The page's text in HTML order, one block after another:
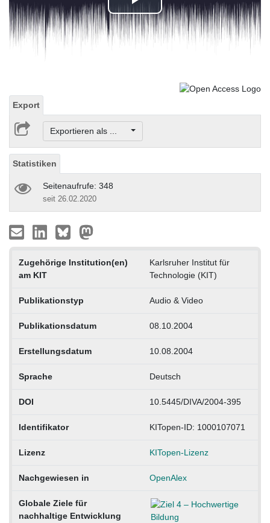
Play
Video
Export
Exportieren als ...
Statistiken
Seitenaufrufe: 348
seit 26.02.2020
Zugehörige Institution(en)
am KIT
Karlsruher Institut für
Technologie (KIT)
Publikationstyp Audio & Video
Publikationsdatum 08.10.2004
Erstellungsdatum 10.08.2004
Sprache Deutsch
DOI 10.5445/DIVA/2004-395
Identifikator KITopen-ID: 1000107071
Lizenz KITopen-Lizenz
Nachgewiesen in OpenAlex
Globale Ziele für
nachhaltige Entwicklung